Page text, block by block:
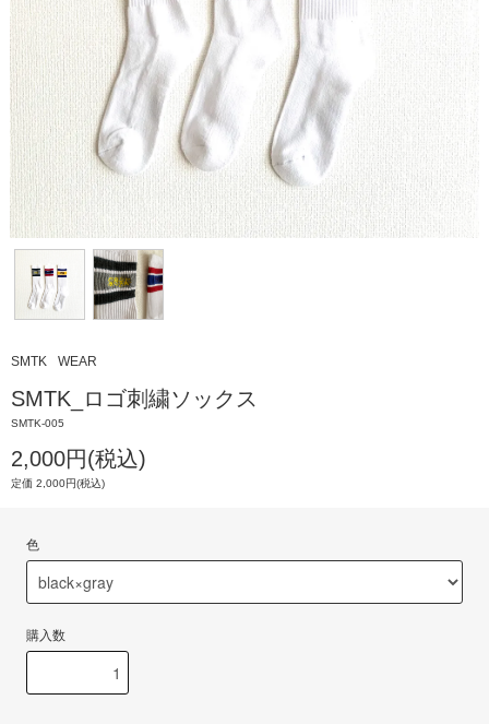
SMTK WEAR
SMTK_ロゴ刺繍ソックス
SMTK-005
2,000円(税込)
定価 2,000円(税込)
色
購入数